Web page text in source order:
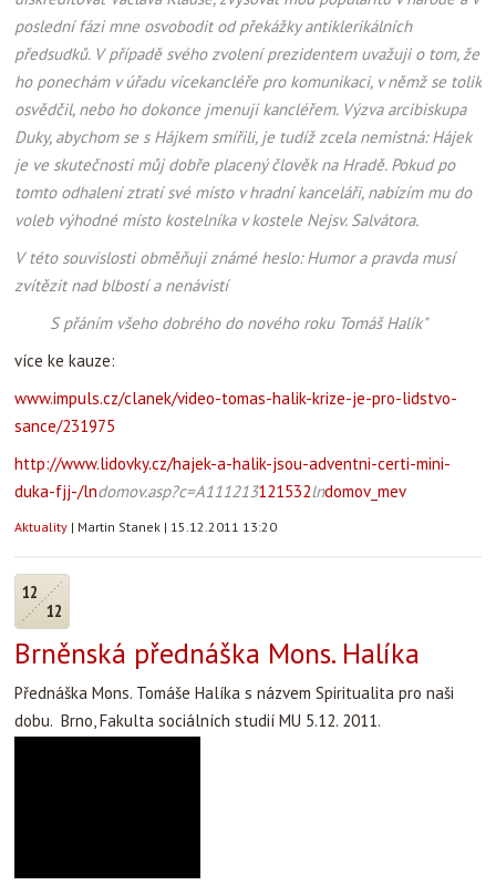
poslední fázi mne osvobodit od překážky antiklerikálních
předsudků. V případě svého zvolení prezidentem uvažuji o tom, že
ho ponechám v úřadu vícekancléře pro komunikaci, v němž se tolik
osvědčil, nebo ho dokonce jmenuji kancléřem. Výzva arcibiskupa
Duky, abychom se s Hájkem smířili, je tudíž zcela nemístná: Hájek
je ve skutečnosti můj dobře placený člověk na Hradě. Pokud po
tomto odhalení ztratí své místo v hradní kanceláři, nabízím mu do
voleb výhodné místo kostelníka v kostele Nejsv. Salvátora.
V této souvislosti obměňuji známé heslo: Humor a pravda musí
zvítězit nad blbostí a nenávistí
S přáním všeho dobrého do nového roku Tomáš Halík"
více ke kauze:
www.impuls.cz/clanek/video-tomas-halik-krize-je-pro-lidstvo-
sance/231975
http://www.lidovky.cz/hajek-a-halik-jsou-adventni-certi-mini-
duka-fjj-/lndomov.asp?c=A111213121532lndomov_mev
Aktuality | Martin Stanek | 15.12.2011 13:20
12
12
Brněnská přednáška Mons. Halíka
Přednáška Mons. Tomáše Halíka s názvem Spiritualita pro naši
dobu. Brno, Fakulta sociálních studií MU 5.12. 2011.